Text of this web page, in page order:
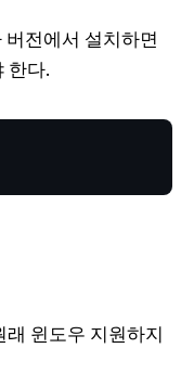
전에서 설치하면
한다.
윈도우 지원하지